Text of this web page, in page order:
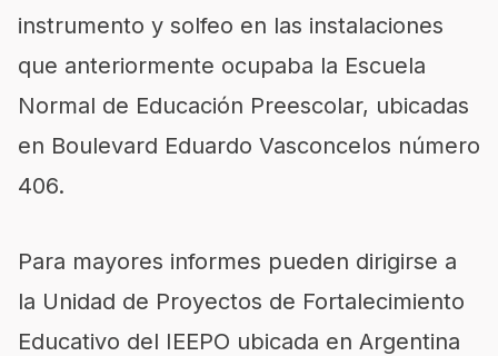
instrumento y solfeo en las instalaciones
que anteriormente ocupaba la Escuela
Normal de Educación Preescolar, ubicadas
en Boulevard Eduardo Vasconcelos número
406.
Para mayores informes pueden dirigirse a
la Unidad de Proyectos de Fortalecimiento
Educativo del IEEPO ubicada en Argentina